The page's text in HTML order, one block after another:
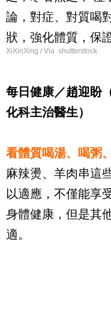
論，對症、對質喝
狀，強化體質，保
XiXinXing / Via shutterstock
每日健康／趙迎盼
化科主治醫生）
看體質喝湯、喝粥
麻辣燙、羊肉串這
以適應，不僅能享
身體健康，但是其
適。